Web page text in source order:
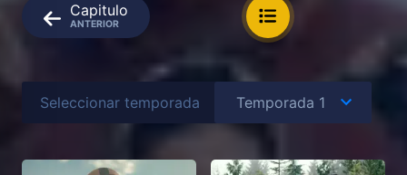
Capitulo
ANTERIOR
Seleccionar temporada